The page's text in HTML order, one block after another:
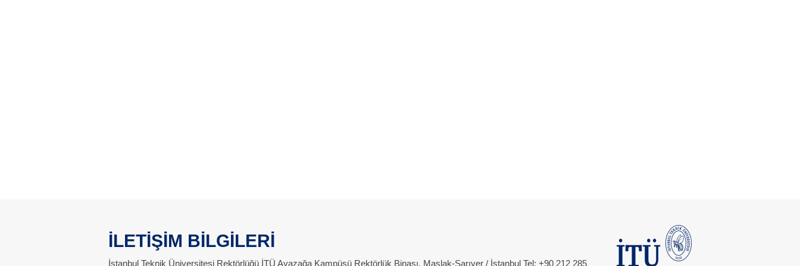
İLETİŞİM BİLGİLERİ
İstanbul Teknik Üniversitesi Rektörlüğü İTÜ Ayazağa Kampüsü Rektörlük Binası, Maslak-Sarıyer / İstanbul Tel: +90 212 285